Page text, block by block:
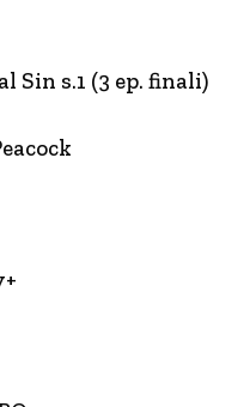
s.1 (3 ep. finali)